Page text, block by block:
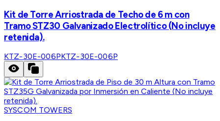
Kit de Torre Arriostrada de Techo de 6 m con
Tramo STZ30 Galvanizado Electrolítico (No incluye
retenida).
KTZ-30E-006PKTZ-30E-006P
SYSCOM TOWERS